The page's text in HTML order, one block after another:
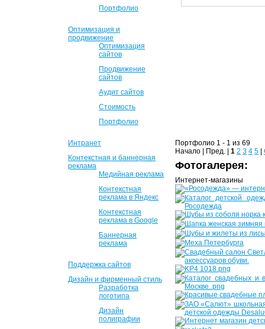
Портфолио
Оптимизация и
продвижение
Оптимизация
сайтов
Продвижение
сайтов
Аудит сайтов
Стоимость
Портфолио
Интранет
Контекстная и баннерная
реклама
Медийная реклама
Контекстная
реклама в Яндекс
Контекстная
реклама в Google
Баннерная
реклама
Поддержка сайтов
Дизайн и фирменный стиль
Разработка
логотипа
Дизайн
полиграфии
Портфолио 1 - 1 из 69
Начало | Пред. | 1 2 3 4 5
Фотогалерея:
Интернет-магазины